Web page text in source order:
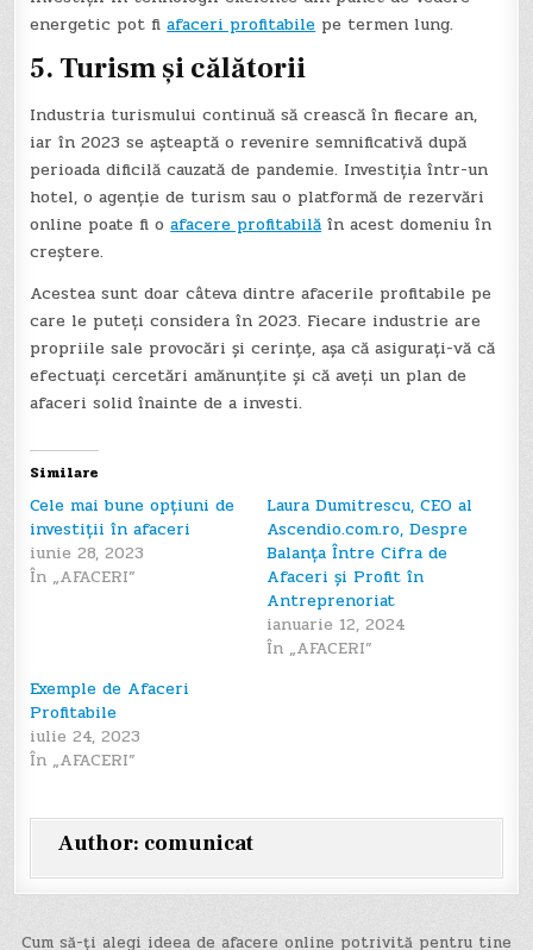
energetic pot fiafaceri profitabile pe termen lung.
5. Turism și călătorii
Industria turismului continuă să crească în fiecare an,
iar în 2023 se așteaptă o revenire semnificativă după
perioada dificilă cauzată de pandemie. Investiția într-un
hotel, o agenție de turism sau o platformă de rezervări
online poate fi oafacere profitabilă în acest domeniu în
creștere.
Acestea sunt doar câteva dintre afacerile profitabile pe
care le puteți considera în 2023. Fiecare industrie are
propriile sale provocări și cerințe, așa că asigurați-vă că
efectuați cercetări amănunțite și că aveți un plan de
afaceri solid înainte de a investi.
Similare
Cele mai bune opțiuni de
investiții în afaceri
iunie 28, 2023
În „AFACERI”
Laura Dumitrescu, CEO al
Ascendio.com.ro, Despre
Balanța Între Cifra de
Afaceri și Profit în
Antreprenoriat
ianuarie 12, 2024
În „AFACERI”
Exemple de Afaceri
Profitabile
iulie 24, 2023
În „AFACERI”
Author: comunicat
Cum să-ți alegi ideea de afacere online potrivită pentru tine